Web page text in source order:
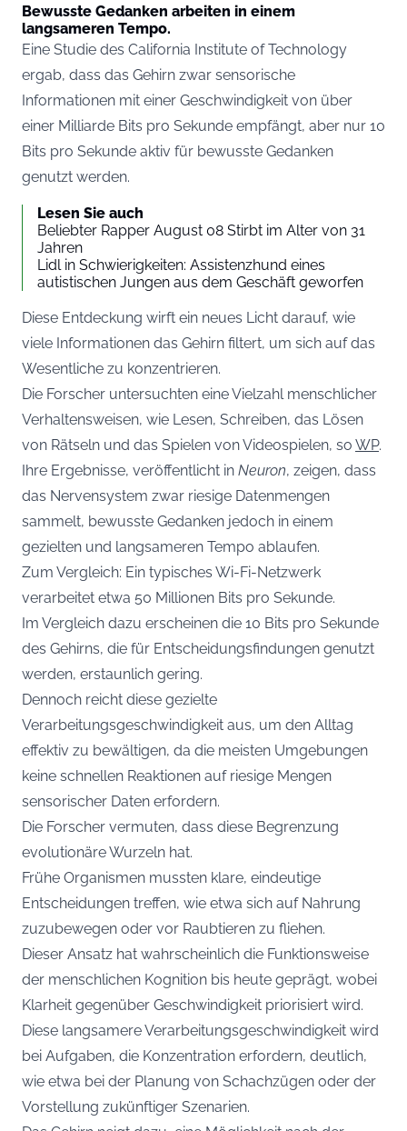
Bewusste Gedanken arbeiten in einem
langsameren Tempo.
Eine Studie des California Institute of Technology
ergab, dass das Gehirn zwar sensorische
Informationen mit einer Geschwindigkeit von über
einer Milliarde Bits pro Sekunde empfängt, aber nur 10
Bits pro Sekunde aktiv für bewusste Gedanken
genutzt werden.
Lesen Sie auch
Beliebter Rapper August 08 Stirbt im Alter von 31
Jahren
Lidl in Schwierigkeiten: Assistenzhund eines
autistischen Jungen aus dem Geschäft geworfen
Diese Entdeckung wirft ein neues Licht darauf, wie
viele Informationen das Gehirn filtert, um sich auf das
Wesentliche zu konzentrieren.
Die Forscher untersuchten eine Vielzahl menschlicher
Verhaltensweisen, wie Lesen, Schreiben, das Lösen
von Rätseln und das Spielen von Videospielen, so WP.
Ihre Ergebnisse, veröffentlicht in Neuron, zeigen, dass
das Nervensystem zwar riesige Datenmengen
sammelt, bewusste Gedanken jedoch in einem
gezielten und langsameren Tempo ablaufen.
Zum Vergleich: Ein typisches Wi-Fi-Netzwerk
verarbeitet etwa 50 Millionen Bits pro Sekunde.
Im Vergleich dazu erscheinen die 10 Bits pro Sekunde
des Gehirns, die für Entscheidungsfindungen genutzt
werden, erstaunlich gering.
Dennoch reicht diese gezielte
Verarbeitungsgeschwindigkeit aus, um den Alltag
effektiv zu bewältigen, da die meisten Umgebungen
keine schnellen Reaktionen auf riesige Mengen
sensorischer Daten erfordern.
Die Forscher vermuten, dass diese Begrenzung
evolutionäre Wurzeln hat.
Frühe Organismen mussten klare, eindeutige
Entscheidungen treffen, wie etwa sich auf Nahrung
zuzubewegen oder vor Raubtieren zu fliehen.
Dieser Ansatz hat wahrscheinlich die Funktionsweise
der menschlichen Kognition bis heute geprägt, wobei
Klarheit gegenüber Geschwindigkeit priorisiert wird.
Diese langsamere Verarbeitungsgeschwindigkeit wird
bei Aufgaben, die Konzentration erfordern, deutlich,
wie etwa bei der Planung von Schachzügen oder der
Vorstellung zukünftiger Szenarien.